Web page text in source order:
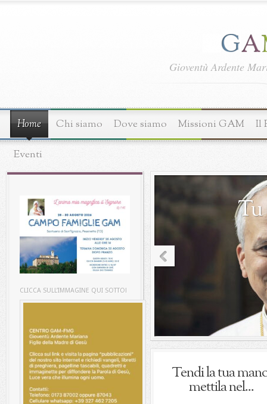
Gioventù Ardente
Home Chi siamo Dove siamo Missioni GAM Il
Eventi
CLICCA SULL’IMMAGINE QUI SOTTO!
Tu
Tendi la tua
mettila nel...